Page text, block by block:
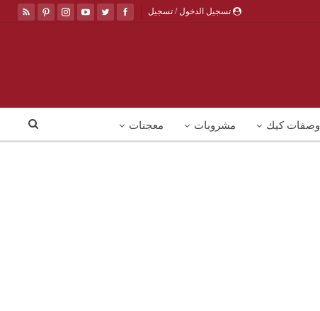
تسجيل الدخول / تسجيل
وصفات كيك مشروبات معجنات